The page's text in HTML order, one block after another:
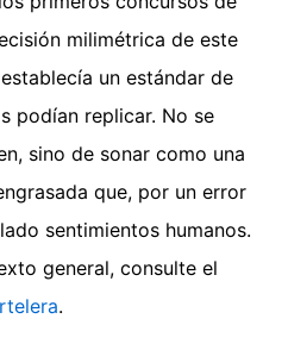
milimétrica de este
un estándar de
podían replicar. No se
sino de sonar como una
que, por un error
sentimientos humanos.
general, consulte el
.